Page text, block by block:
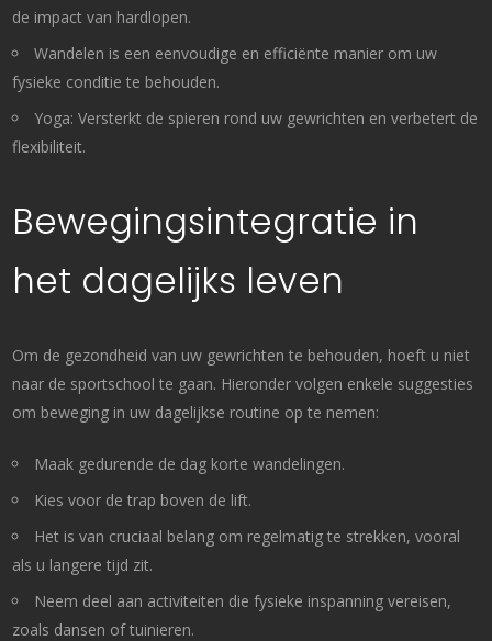
de impact van hardlopen.
Wandelen is een eenvoudige en efficiënte manier om uw
fysieke conditie te behouden.
Yoga: Versterkt de spieren rond uw gewrichten en verbetert de
flexibiliteit.
Bewegingsintegratie in
het dagelijks leven
Om de gezondheid van uw gewrichten te behouden, hoeft u niet
naar de sportschool te gaan. Hieronder volgen enkele suggesties
om beweging in uw dagelijkse routine op te nemen:
Maak gedurende de dag korte wandelingen.
Kies voor de trap boven de lift.
Het is van cruciaal belang om regelmatig te strekken, vooral
als u langere tijd zit.
Neem deel aan activiteiten die fysieke inspanning vereisen,
zoals dansen of tuinieren.